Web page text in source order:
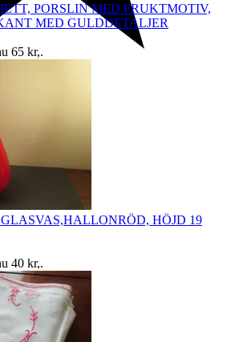
PORSLIN MED FRUKTMOTIV,
MED GULDDETALJER
65 kr,.
HÖJD 19
40 kr,.